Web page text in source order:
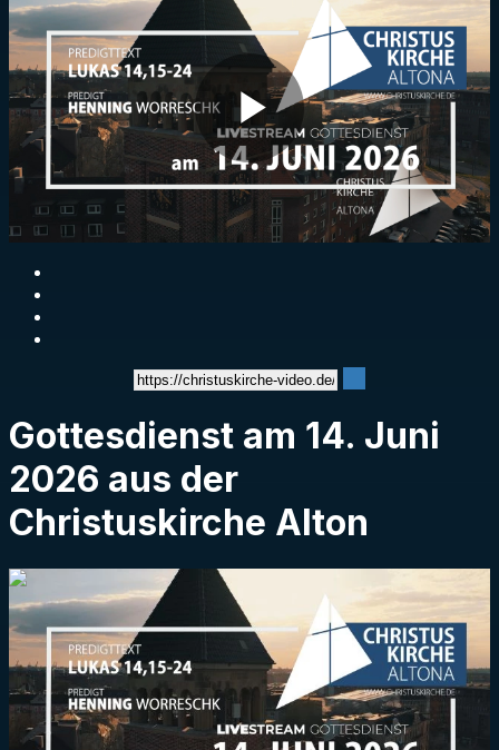
Play
Gottesdienst am 14. Juni
2026 aus der
Christuskirche Alton
1:46:24